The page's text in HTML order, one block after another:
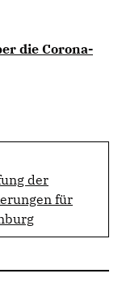
die Corona-
der
für